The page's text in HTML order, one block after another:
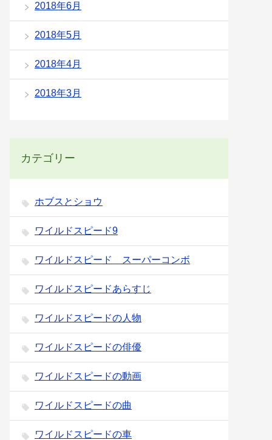
2018年6月
2018年5月
2018年4月
2018年3月
カテゴリー
ホブスとショウ
ワイルドスピード9
ワイルドスピード スーパーコンボ
ワイルドスピードあらすじ
ワイルドスピードの人物
ワイルドスピードの俳優
ワイルドスピードの動画
ワイルドスピードの曲
ワイルドスピードの車